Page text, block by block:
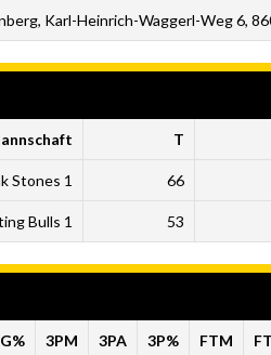
Karl-Heinrich-Waggerl-Weg 6,
T
Stones 1 66
Bulls 1 53
3PM 3PA 3P% FTM